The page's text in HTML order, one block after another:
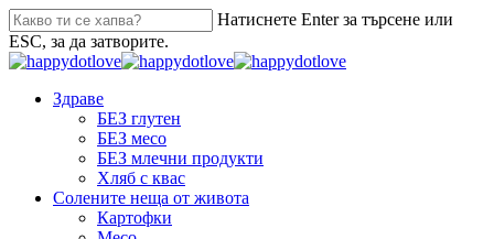
Натиснете Enter за търсене или
ESC, за да затворите.
Здраве
БЕЗ глутен
БЕЗ месо
БЕЗ млечни продукти
Хляб с квас
Солените неща от живота
Картофки